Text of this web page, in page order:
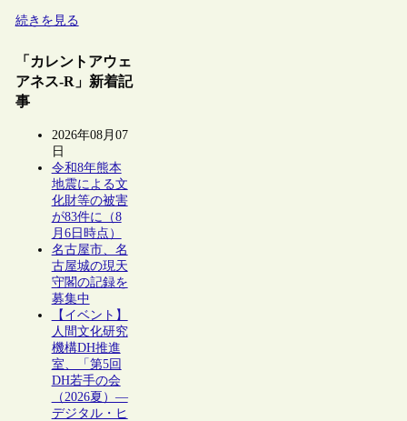
続きを見る
「カレントアウェ
アネス-R」新着記
事
2026年08月07
日
令和8年熊本
地震による文
化財等の被害
が83件に（8
月6日時点）
名古屋市、名
古屋城の現天
守閣の記録を
募集中
【イベント】
人間文化研究
機構DH推進
室、「第5回
DH若手の会
（2026夏）―
デジタル・ヒ